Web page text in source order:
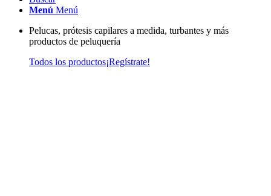
Menú Menú
Pelucas, prótesis capilares a medida, turbantes y más
productos de peluquería
Todos los productos¡Regístrate!